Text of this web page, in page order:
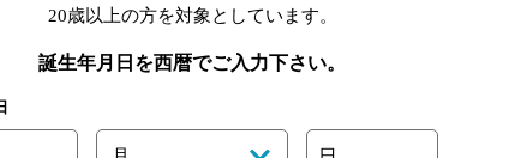
20歳以上の方を対象としています。
誕生年月日を西暦でご入力下さい。